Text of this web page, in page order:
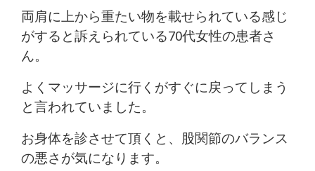
整
骨
院
両肩に上から重たい物を載せられている感じ
がすると訴えられている70代女性の患者さ
ん。
よくマッサージに行くがすぐに戻ってしまう
と言われていました。
お身体を診させて頂くと、股関節のバランス
の悪さが気になります。